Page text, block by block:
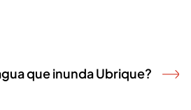
que inunda Ubrique?